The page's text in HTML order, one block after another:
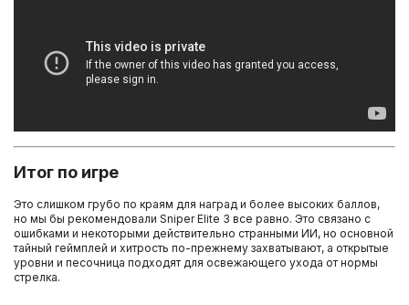
Итог по игре
Это слишком грубо по краям для наград и более высоких баллов,
но мы бы рекомендовали Sniper Elite 3 все равно. Это связано с
ошибками и некоторыми действительно странными ИИ, но основной
тайный геймплей и хитрость по-прежнему захватывают, а открытые
уровни и песочница подходят для освежающего ухода от нормы
стрелка.